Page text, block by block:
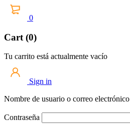
0
Cart (0)
Tu carrito está actualmente vacío
Sign in
Nombre de usuario o correo electrónico
Contraseña